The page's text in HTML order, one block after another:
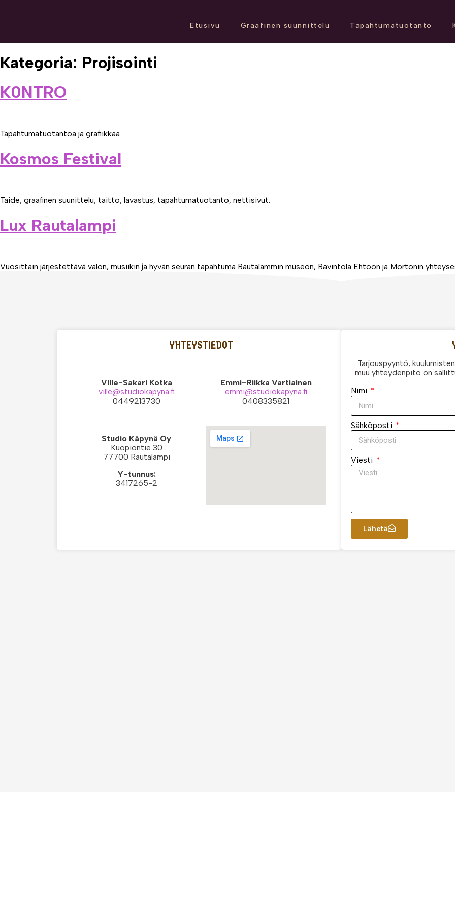
Etusivu Graafinen suunnittelu Tapahtumatuotanto
Kategoria: Projisointi
K0NTRO
Tapahtumatuotantoa ja grafiikkaa
Kosmos Festival
Taide, graafinen suunittelu, taitto, lavastus, tapahtumatuotanto, nettisivut.
Lux Rautalampi
Vuosittain järjestettävä valon, musiikin ja hyvän seuran tapahtuma Rautalammin museon, Ravintola Ehtoon ja Mortonin
YHTEYSTIEDOT
Ville-Sakari Kotka
ville@studiokapyna.fi
0449213730
Emmi-Riikka Vartiainen
emmi@studiokapyna.fi
0408335821
Studio Käpynä Oy
Kuopiontie 30
77700 Rautalampi
Y-tunnus:
3417265-2
Tarjouspyyntö,
muu yhteydenpito on
Nimi
Sähköposti
Viesti
Lähetä